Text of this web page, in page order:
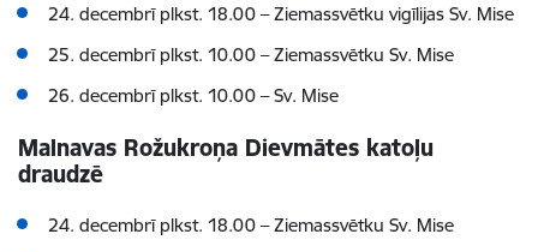
24. decembrī plkst. 18.00 –Ziemassvētku vigīlijas Sv. Mise
25. decembrī plkst. 10.00 –Ziemassvētku Sv. Mise
26. decembrī plkst. 10.00 –Sv. Mise
Malnavas Rožukroņa Dievmātes katoļu
draudzē
24. decembrī plkst. 18.00 –Ziemassvētku Sv. Mise